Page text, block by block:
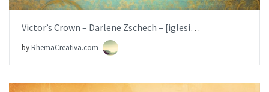
Victor’s Crown – Darlene Zschech – [iglesia.local]
byRhemaCreativa.com